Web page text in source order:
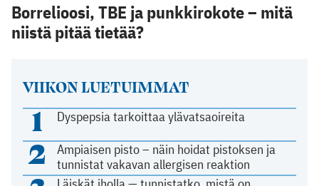
VIIKON LUETUIMMAT
1 Dyspepsia tarkoittaa ylävatsaoireita
2
Ampiaisen pisto – näin hoidat pistoksen ja
tunnistat vakavan allergisen reaktion
Borrelioosi, TBE ja punkkirokote – mitä
niistä pitää tietää?